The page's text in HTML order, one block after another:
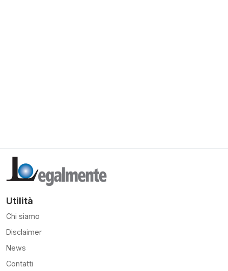
Utilità
Chi siamo
Disclaimer
News
Contatti